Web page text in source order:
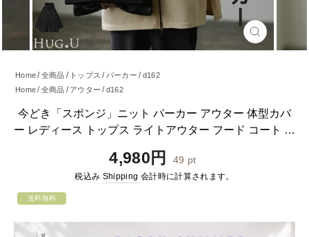
閉
じ
Home 全商品 アウター d162
Home 全商品 トップス パーカー d162
今どき「スポンジ」ニット パーカー アウター 体型カバ
ー レディース トップス ライトアウター フード コート ジ
軽量 ビック 大きいサイズ カーキ 黒 ロング 春 夏 HUG.U
通
価
4,980円 49 pt
税込み Shipping 会計時に計算されます。
送料無料